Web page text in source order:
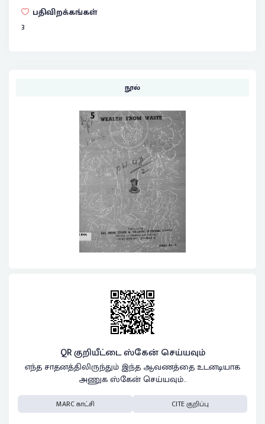
பதிவிறக்கங்கள்
3
நூல்
QR குறியீட்டை ஸ்கேன் செய்யவும்
எந்த சாதனத்திலிருந்தும் இந்த ஆவணத்தை உடனடியாக
அணுக ஸ்கேன் செய்யவும்..
MARC காட்சி CITE குறிப்பு